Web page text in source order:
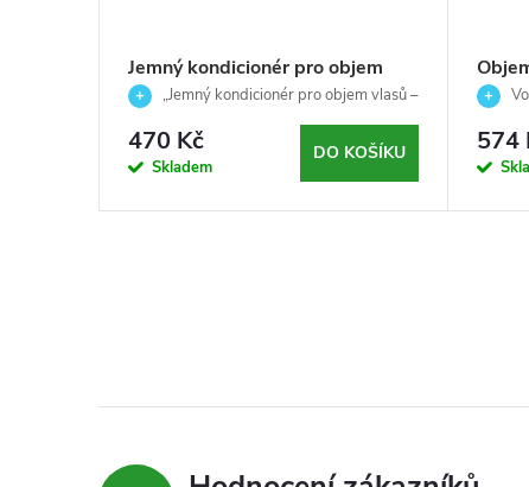
Jemný kondicionér pro objem
vlasů-RE/START-Volume-Revlon
Professional-200ml
„Jemný kondicionér pro objem vlasů –
470 Kč
Skladem
DO KOŠÍKU 574